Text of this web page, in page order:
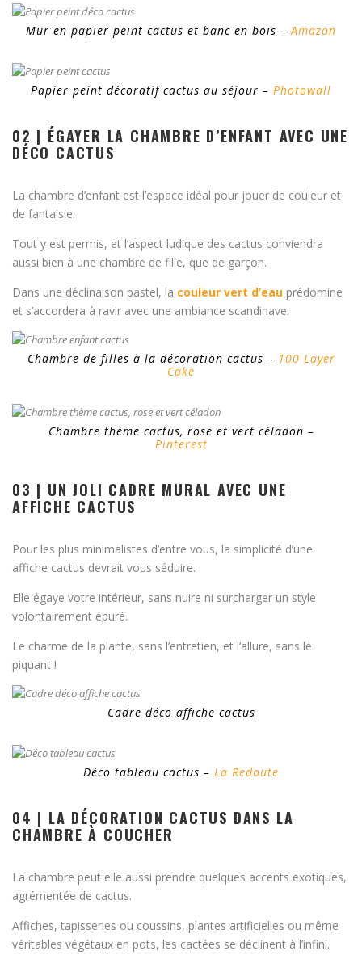
Mur en papier peint cactus et banc en bois –Amazon
Papier peint décoratif cactus au séjour – Photowall
02 | ÉGAYER LA CHAMBRE D’ENFANT AVEC UNE
DÉCO CACTUS
La chambre d’enfant est l’espace idéal pour jouer de couleur et
de fantaisie.
Tout y est permis, et l’aspect ludique des cactus conviendra
aussi bien à une chambre de fille, que de garçon.
Dans une déclinaison pastel, la couleur vert d’eau prédomine
et s’accordera à ravir avec une ambiance scandinave.
Chambre de filles à la décoration cactus – 100 Layer
Cake
Chambre thème cactus, rose et vert céladon –
Pinterest
03 | UN JOLI CADRE MURAL AVEC UNE
AFFICHE CACTUS
Pour les plus minimalistes d’entre vous, la simplicité d’une
affiche cactus devrait vous séduire.
Elle égaye votre intérieur, sans nuire ni surcharger un style
volontairement épuré.
Le charme de la plante, sans l’entretien, et l’allure, sans le
piquant !
Cadre déco affiche cactus
Déco tableau cactus – La Redoute
04 | LA DÉCORATION CACTUS DANS LA
CHAMBRE À COUCHER
La chambre peut elle aussi prendre quelques accents exotiques,
agrémentée de cactus.
Affiches, tapisseries ou coussins, plantes artificielles ou même
véritables végétaux en pots, les cactées se déclinent à l’infini.